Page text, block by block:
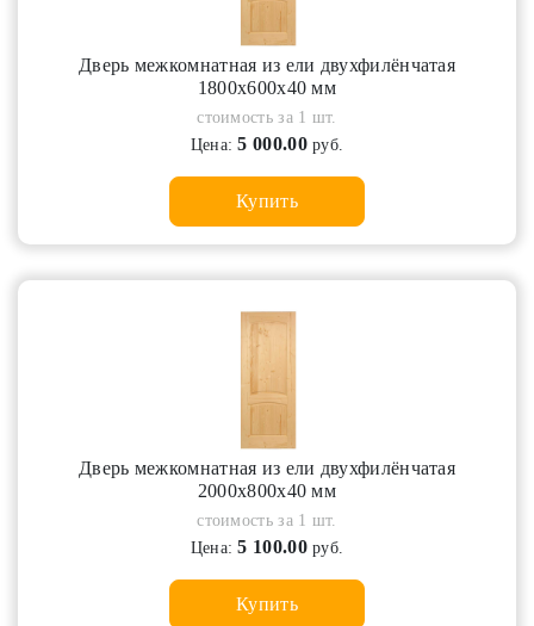
Дверь межкомнатная из ели двухфилёнчатая
1800х600х40 мм
стоимость за 1 шт.
Цена:5 000.00руб.
Купить
Дверь межкомнатная из ели двухфилёнчатая
2000х800х40 мм
стоимость за 1 шт.
Цена:5 100.00руб.
Купить